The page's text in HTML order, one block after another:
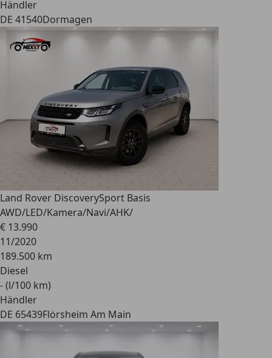
Händler
DE 41540Dormagen
Land Rover DiscoverySport Basis
AWD/LED/Kamera/Navi/AHK/
€ 13.990
11/2020
189.500 km
Diesel
- (l/100 km)
Händler
DE 65439Flörsheim Am Main